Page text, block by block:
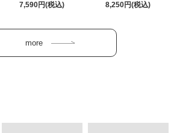
7,590円(税込)
8,250円(税込)